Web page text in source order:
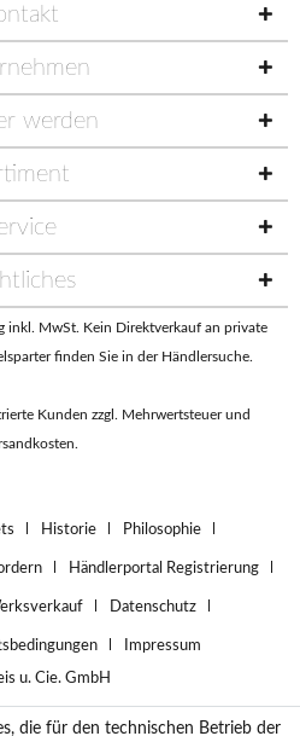
werden
inkl. MwSt. Kein Direktverkauf an private
finden Sie in der Händlersuche
Kunden zzgl. Mehrwertsteuer und
Historie Philosophie
Händlerportal Registrierung
Datenschutz
Impressum
u. Cie. GmbH
die für den technischen Betrieb der